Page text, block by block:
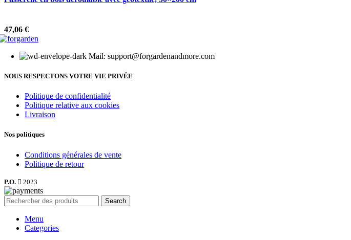
47,06 €
Mail: support@forgardenandmore.com
NOUS RESPECTONS VOTRE VIE PRIVÉE
Politique de confidentialité
Politique relative aux cookies
Livraison
Nos politiques
Conditions générales de vente
Politique de retour
P.O. 2023
Search
Menu
Categories